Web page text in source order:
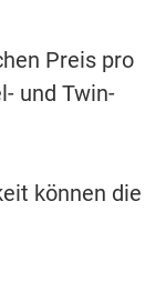
Preis pro
und Twin-
können die